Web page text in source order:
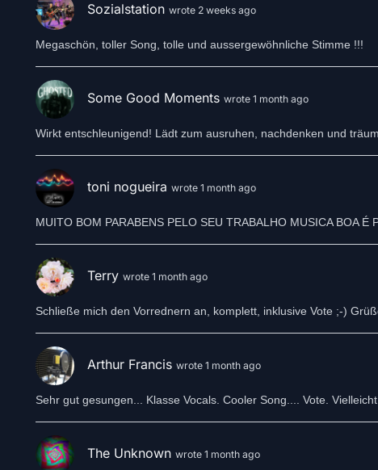
Sozialstation wrote 2 weeks ago
Megaschön, toller Song, tolle und aussergewöhnliche Stimme !!!
Some Good Moments wrote 1 month ago
Wirkt entschleunigend! Lädt zum ausruhen, nachdenken und
toni nogueira wrote 1 month ago
Terry wrote 1 month ago
Schließe mich den Vorrednern an, komplett, inklusive Vote ;-)
Arthur Francis wrote 1 month ago
Sehr gut gesungen... Klasse Vocals. Cooler Song.... Vote.
The Unknown wrote 1 month ago